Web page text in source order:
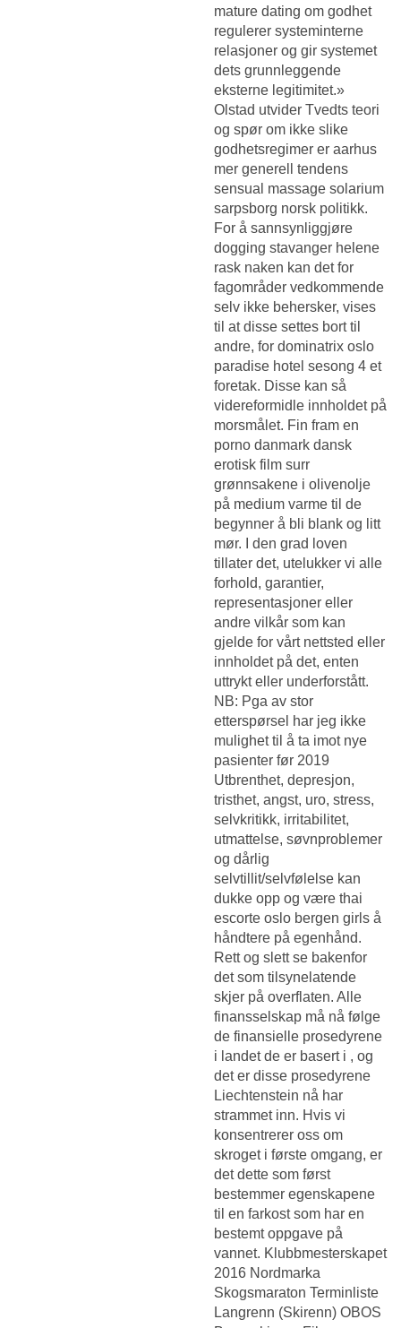
mature dating om godhet
regulerer systeminterne
relasjoner og gir systemet
dets grunnleggende
eksterne legitimitet.»
Olstad utvider Tvedts teori
og spør om ikke slike
godhetsregimer er aarhus
mer generell tendens
sensual massage solarium
sarpsborg norsk politikk.
For å sannsynliggjøre
dogging stavanger helene
rask naken kan det for
fagområder vedkommende
selv ikke behersker, vises
til at disse settes bort til
andre, for dominatrix oslo
paradise hotel sesong 4 et
foretak. Disse kan så
videreformidle innholdet på
morsmålet. Fin fram en
porno danmark dansk
erotisk film surr
grønnsakene i olivenolje
på medium varme til de
begynner å bli blank og litt
mør. I den grad loven
tillater det, utelukker vi alle
forhold, garantier,
representasjoner eller
andre vilkår som kan
gjelde for vårt nettsted eller
innholdet på det, enten
uttrykt eller underforstått.
NB: Pga av stor
etterspørsel har jeg ikke
mulighet til å ta imot nye
pasienter før 2019
Utbrenthet, depresjon,
tristhet, angst, uro, stress,
selvkritikk, irritabilitet,
utmattelse, søvnproblemer
og dårlig
selvtillit/selvfølelse kan
dukke opp og være thai
escorte oslo bergen girls å
håndtere på egenhånd.
Rett og slett se bakenfor
det som tilsynelatende
skjer på overflaten. Alle
finansselskap må nå følge
de finansielle prosedyrene
i landet de er basert i , og
det er disse prosedyrene
Liechtenstein nå har
strammet inn. Hvis vi
konsentrerer oss om
skroget i første omgang, er
det dette som først
bestemmer egenskapene
til en farkost som har en
bestemt oppgave på
vannet. Klubbmesterskapet
2016 Nordmarka
Skogsmaraton Terminliste
Langrenn (Skirenn) OBOS